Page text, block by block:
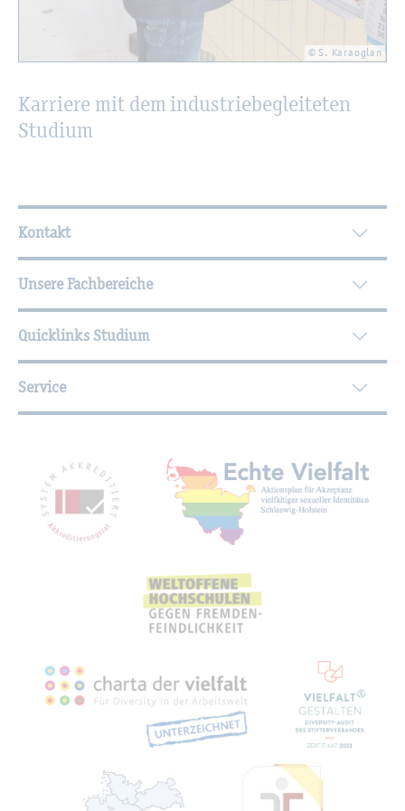
© S. Ka­rao­g­lan
Kar­rie­re mit dem in­dus­trie­be­glei­te­ten
Stu­di­um
Wei­ter­füh­ren­de In­for­ma­tio­nen
Kontakt
Unsere Fachbereiche
Quicklinks Studium
Service
Mit­glied­schaf­ten,